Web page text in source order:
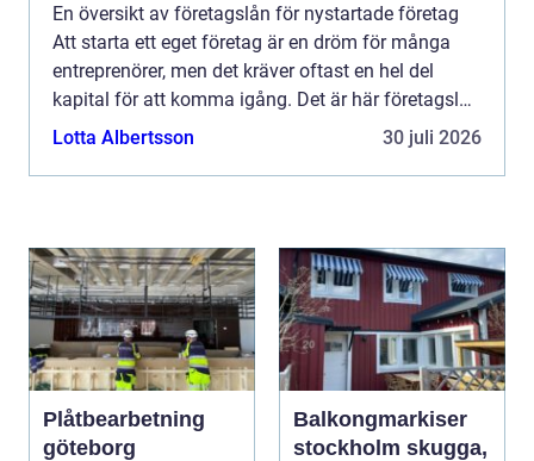
En översikt av företagslån för nystartade företag
Att starta ett eget företag är en dröm för många
entreprenörer, men det kräver oftast en hel del
kapital för att komma igång. Det är här företagslån
för nystartade företag kommer in i bilden. I denna
Lotta Albertsson 30 juli 2026
Plåtbearbetning
göteborg
Balkongmarkiser
stockholm skugga,